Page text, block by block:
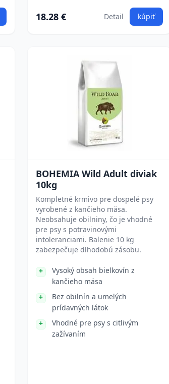
18.28 € Detail kúpiť
BOHEMIA Wild Adult diviak
10kg
Kompletné krmivo pre dospelé psy
vyrobené z kančieho mäsa.
Neobsahuje obilniny, čo je vhodné
pre psy s potravinovými
intoleranciami. Balenie 10 kg
zabezpečuje dlhodobú zásobu.
Vysoký obsah bielkovín z
kančieho mäsa
Bez obilnín a umelých
prídavných látok
Vhodné pre psy s citlivým
zažívaním